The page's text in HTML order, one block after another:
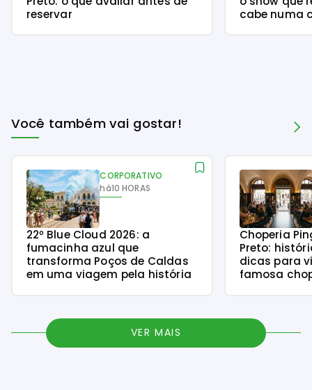
reservar
cabe numa
Você também vai gostar!
CORPORATIVO
há10 HORAS
22º Blue Cloud 2026: a
fumacinha azul que
transforma Poços de Caldas
em uma viagem pela história
Choperia
Preto:
dicas para
famosa
VER MAIS